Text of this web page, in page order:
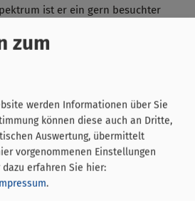
ist er ein gern besuchter
beginnt um 7 Uhr und endet
der Kernzeit von 8 bis 13.30 Uhr
der Markt ein vollständiges
Obst, Gemüse, Spargel, Kräuter,
Gestecke, Essig, Öl, Obstsäfte,
und Meeresfisch, Fleisch,
Molkereiprodukte, Eier,
Gebäck, Weine, Destillate,
zum
werden Informationen über Sie
können diese auch an Dritte,
Auswertung, übermittelt
vorgenommenen Einstellungen
dazu erfahren Sie hier:
.